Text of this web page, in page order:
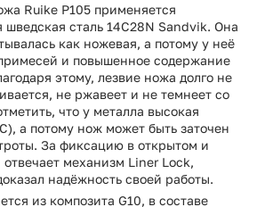
Ruike P105 применяется
шведская сталь 14C28N Sandvik. Она
как ножевая, а потому у неё
и повышенное содержание
этому, лезвие ножа долго не
не ржавеет и не темнеет со
что у металла высокая
а потому нож может быть заточен
За фиксацию в открытом и
механизм Liner Lock,
надёжность своей работы.
из композита G10, в составе